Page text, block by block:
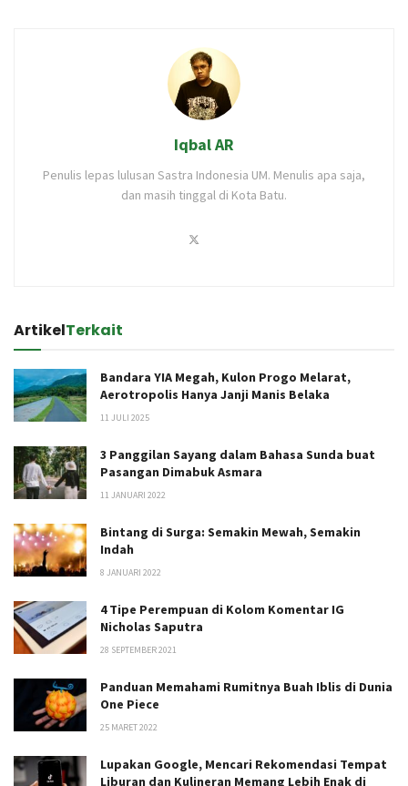
Iqbal AR
Penulis lepas lulusan Sastra Indonesia UM. Menulis apa saja,
dan masih tinggal di Kota Batu.
ArtikelTerkait
Bandara YIA Megah, Kulon Progo Melarat,
Aerotropolis Hanya Janji Manis Belaka
11 JULI 2025
3 Panggilan Sayang dalam Bahasa Sunda buat
Pasangan Dimabuk Asmara
11 JANUARI 2022
Bintang di Surga: Semakin Mewah, Semakin
Indah
8 JANUARI 2022
4 Tipe Perempuan di Kolom Komentar IG
Nicholas Saputra
28 SEPTEMBER 2021
Panduan Memahami Rumitnya Buah Iblis di Dunia
One Piece
25 MARET 2022
Lupakan Google, Mencari Rekomendasi Tempat
Liburan dan Kulineran Memang Lebih Enak di